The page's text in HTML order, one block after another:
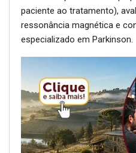
paciente ao tratamento),
ressonância magnética e
especializado em Parkinson.